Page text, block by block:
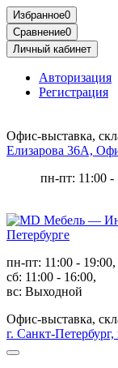
Избранное0
Сравнение0
Личный кабинет
Авторизация
Регистрация
Офис-выставка,
Елизарова 36А,
пн-пт: 11:00 -
пн-пт: 11:00 - 19:00,
сб: 11:00 - 16:00,
вс: Выходной
Офис-выставка,
г. Санкт-